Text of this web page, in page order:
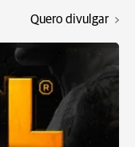
Quero divulgar